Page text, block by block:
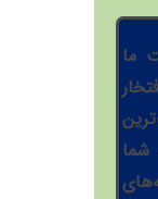
ما
شما